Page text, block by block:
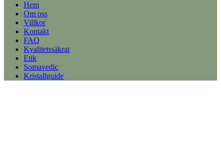
Hem
Om oss
Villkor
Kontakt
FAQ
Kvalitetssäkrat
Etik
Somavedic
Kristallguide